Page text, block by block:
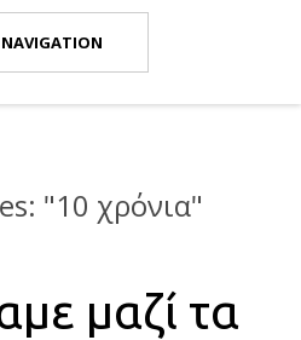
NAVIGATION
"10 χρόνια"
μαζί τα